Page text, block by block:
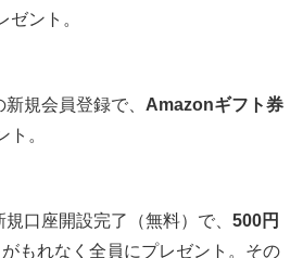
ゼント。
新規会員登録で、 Amazonギフト券
ト。
規口座開設完了（無料）で、 500円
がもれなく全員にプレゼント。その